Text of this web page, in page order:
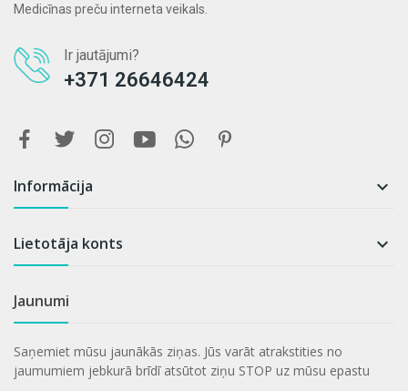
Medicīnas preču interneta veikals.
Ir jautājumi?
+371 26646424
Informācija 
Lietotāja konts 
Jaunumi
Saņemiet mūsu jaunākās ziņas. Jūs varāt atrakstities no
jaumumiem jebkurā brīdī atsūtot ziņu STOP uz mūsu epastu